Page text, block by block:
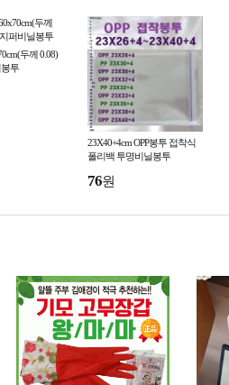
두께 0.08)
투
23X40+4cm OPP봉투 접착식
폴리백 투명비닐봉투
76원